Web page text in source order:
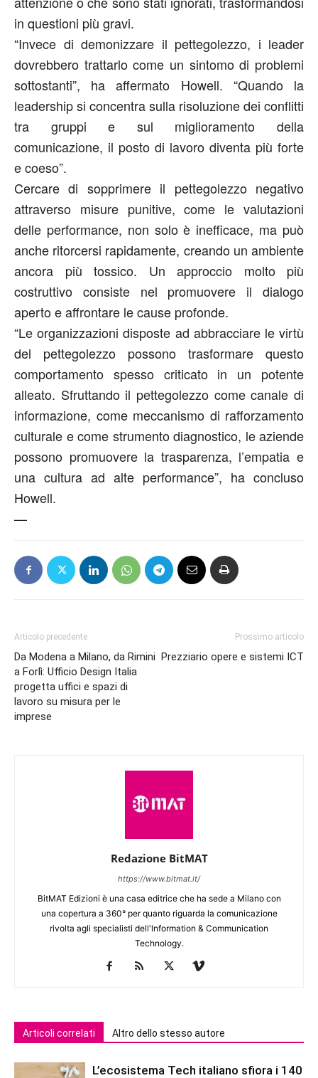
in questioni più gravi.
“Invece di demonizzare il pettegolezzo, i leader
dovrebbero trattarlo come un sintomo di problemi
sottostanti”, ha affermato Howell. “Quando la
leadership si concentra sulla risoluzione dei conflitti
tra gruppi e sul miglioramento della
comunicazione, il posto di lavoro diventa più forte
e coeso”.
Cercare di sopprimere il pettegolezzo negativo
attraverso misure punitive, come le valutazioni
delle performance, non solo è inefficace, ma può
anche ritorcersi rapidamente, creando un ambiente
ancora più tossico. Un approccio molto più
costruttivo consiste nel promuovere il dialogo
aperto e affrontare le cause profonde.
“Le organizzazioni disposte ad abbracciare le virtù
del pettegolezzo possono trasformare questo
comportamento spesso criticato in un potente
alleato. Sfruttando il pettegolezzo come canale di
informazione, come meccanismo di rafforzamento
culturale e come strumento diagnostico, le aziende
possono promuovere la trasparenza, l’empatia e
una cultura ad alte performance”, ha concluso
Howell.
—
Articolo precedente
Da Modena a Milano, da Rimini
a Forlì: Ufficio Design Italia
progetta uffici e spazi di
lavoro su misura per le
imprese
Prossimo articolo
Prezziario opere e sistemi ICT
Redazione BitMAT
https://www.bitmat.it/
BitMAT Edizioni è una casa editrice che ha sede a Milano con
una copertura a 360° per quanto riguarda la comunicazione
rivolta agli specialisti dell'lnformation & Communication
Technology.
Articoli correlati Altro dello stesso autore
L’ecosistema Tech italiano sfiora i 140